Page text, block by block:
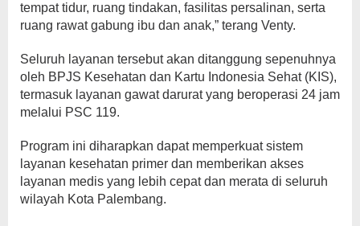
tempat tidur, ruang tindakan, fasilitas persalinan, serta
ruang rawat gabung ibu dan anak,” terang Venty.
Seluruh layanan tersebut akan ditanggung sepenuhnya
oleh BPJS Kesehatan dan Kartu Indonesia Sehat (KIS),
termasuk layanan gawat darurat yang beroperasi 24 jam
melalui PSC 119.
Program ini diharapkan dapat memperkuat sistem
layanan kesehatan primer dan memberikan akses
layanan medis yang lebih cepat dan merata di seluruh
wilayah Kota Palembang.